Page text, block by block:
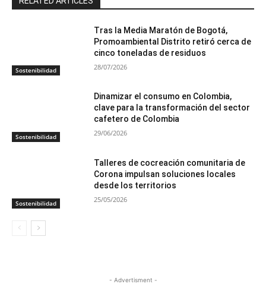
Sostenibilidad
Tras la Media Maratón de Bogotá,
Promoambiental Distrito retiró cerca de
cinco toneladas de residuos
28/07/2026
Sostenibilidad
Dinamizar el consumo en Colombia,
clave para la transformación del sector
cafetero de Colombia
29/06/2026
Sostenibilidad
Talleres de cocreación comunitaria de
Corona impulsan soluciones locales
desde los territorios
25/05/2026
- Advertisment -